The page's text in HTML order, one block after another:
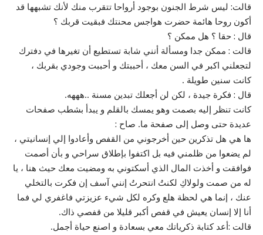
قالت: ليس شرط الجنون بوجود أرواحا تتقرب منك لأنك تشبهها قد
أكون روحا هائمة حضرت هواجس محنتك فبقيت قربك ؟
قال : حقا ؟ هل ممكن ؟
قالت : ممكن جدا ومسألة أنني شابة تستطيع أن تغيرها في دفترك
لتجعلني اكبر في السن معك ، أحببتك و أحببت وجودي بقربك ،
كانت سنين طويلة .
قال : فكرة جيدة ، لكن لن أجعلك تبدين مسنة ..هههه.
كانت تنظر إليه بصمت وهو يمسك بالقلم و يبدأ بشطب صفحات
عديدة حتى وصل إلى صفحة ما. صاح :
ها هي هل تذكرين حين أخرجوني من القفص وأعادوا إلي إنسانيتي ،
لم يضعوا من ظلمني فيه بل اكتفوا بإطلاق سراحي و بأن أصمت
فوافقت و أخذت المال الذي أسكتوني به ومضيت معك حيث هنا ، يا
له من صمت ولولاكِ لكنتُ انتحرتُ إنني آسف إن فكرت بالتخلي
عنك ، إنما هي لحظة هلع وكره لكل شيء عزيزتي فاغفري لي فما
أنا إلا إنسان يعيش في قفص أكبر قليلا من قفصي ذاك.
قالت :أعد كتابة ذكرياتك معي بسعادة و اصنع حياة أجمل.